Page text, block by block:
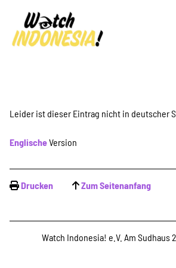
Leider ist dieser Eintrag nicht in deutscher
EnglischeVersion
Drucken Zum Seitenanfang
Watch Indonesia! e.V. Am Sudhaus